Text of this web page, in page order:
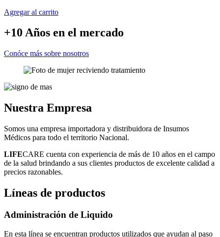
Agregar al carrito
+10 Años en el mercado
Conóce más sobre nosotros
Nuestra Empresa
Somos una empresa importadora y distribuidora de Insumos
Médicos para todo el territorio Nacional.
LIFECARE cuenta con experiencia de más de 10 años en el campo
de la salud brindando a sus clientes productos de excelente calidad a
precios razonables.
Líneas de productos
Administración de Liquido
En esta línea se encuentran productos utilizados que ayudan al paso